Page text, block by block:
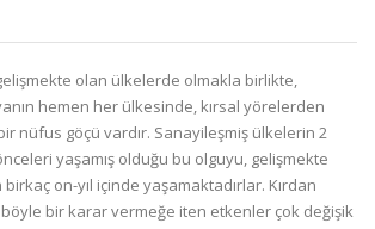
kırsal yöre ile sürdürülen bu ilişkilerin, kentleşme süreci ve kentlerde sunulan hizmetlerden yararlanmayı, önemli ölçüde ve kötü yönde etkilediği de bilinen bir başka gerçektir. Özet olarak kırdan kente göçlerin ve kentlerdeki gecekondu sorununun, başka bir anlatışla «Düzensiz Kentleşmenin» gelişmekte olan ülkelerin başlarda gelen demografi ve sağlık sorunları olduğu söylenebilir. Diğer yandan gecekondu bölgeleri, kentin diğer kesimleri gibi, kentin toplumsal bütünlüğünün ayrılmaz bir bölümünü oluşturmaktadırlar. Kentin toplumsal yapısı, bu yapı içinde yer almış olan gecekondu bölgeleriyle birlikte, öyle bir bütün oluşturmaktadır ki, bu bölgelerin sorunlarının gözardı edilmesi, kentin toplumsal dinamiğinin bozulmasına ve bir bütün olarak kent yaşamının da zarar görmesine yol açmaktadır. Bu yönden gecekondu bölgelerini, kamu hizmetlerinin yetersizliği ve alt yapı eksikliği yönlerinden ortaya çıkan sakıncalar ve eksikliklerden başka, değişik toplumsal, ekonomik ve kültürel sorunlarla da karşı karşıya bulunan ve bu sorunları kentin tümüne yayan bir «Kent Bölümü» olarak ele almak gerekir. Yazıda, bu sorunlardan biri olan beslenme konusu ele alınacaktır. SORUNUN BOYUTLARI Yetersiz ve dengesiz beslenmenin insan sağlığı üzerindeki olumsuz etkilerinin yaygınlığı konusunda, temsilci ve oldukça yeterli örneklemelere dayalı araştırmalar yapılmıştır. Bu konuda ülke düzeyinde geçerli, sorunun büyüklüğünü ve önemini ortaya koyan veriler elde edilmiştir. Ancak, kırsal ve kentsel bölgeler için, elde yeterli sayılabilecek veriler vardır diyebilirken, aynı şeyi gecekondu bölgeleri için söyleyememekteyiz. Yapılan bazı araştırmalardan elde edilen sonuçları, aşağıdaki gibi özetlemek olasıdır: 1. Karbonhidrat Kalori Tüketimi: Eldeki sınırlı verilere göre, gecekondu bölgelerinde karbonhidrat kalori tüketimi yönünden önemli bir sorun olmadığı ortaya çıkmaktadır. Yaş grupları, yapılan işin ağırlığı ve özellikle tüketici ünite üzerinden sonuç veren araştırmalar çok az olmakla birnkte, karbonhidrat kalori tüketimine ilişkin bir sorun olmadığı, en azından olsa bile, bu sorunun henüz yaşamsal önemi olmadığını söyleyebiliriz. 2. Ancak, aynı iyimser görüntüyü protein kalori tüketimi, özellikle hayvansal protein tüketimi konusunda görememekteyiz. Kişi ya da aile başına düşen aylık gelirin düşüklüğü ve hayvansal protein yönünden zengin besinlerin pahalı oluşuna bağlı olarak, önemli bir hayvansal protein açlığı sorunu ortaya çıkmaktadır. Ankara'nın Kuşcağız Gecekondu Bölgesi'nde 458 aileyi kapsayan bir araştırmanın sonuçlarına göre, ailelerin % 20.7'si evlerine hiç hayvansal protein alamadıklarını söylemişlerdir. Evine hiç et alamayan ailelerin oranı ise % 41.5'tir. Ailede ortalama kişi sayısı 5.4 olarak saptanan bu araştırmada, bir hafta süresince eve alınan ortalama et, aşağıda gösterildiği gibi bulunmuştur: HAFTADA ALINAN ET (Gr) AİLE SAYISI YÜZDE 100 - 200 gr. 68 25.37 500 gr. 40 14.96 1 000 gr. 88 32.80 1 000.gr. dan çok 68 25.37 Aynı araştırmada birey başına düşen besin elementleri saptanmış aşağıda gösterildiği gibi, beklenemiyecek kadar düşük bulunmuştur. Bu miktarlar beslenme bilimi açısından incelendiğinde, bu kişilerin beslenmelerinden değil, hangi bilinmeyen etkenler sonucu yaşamlarını sürdürebildiklerinden söz etmek gerekmektedir. YİYECEKLER MİKTAR (Cr)* PROTEİN (Cr)* Et 7 gr. 1.75gr. Balık 2.3 gr. 0.16 gr. Yoğurt 8.8 gr. 0.44 gr. Süt 9.0 gr. 0.36 gr. Yumurta 2.5 gr. 0.37 gr. Top. Hayvansal Protein 29.6 gr. 3.04 gr. Ekmek 693.0 gr. 53.06 gr. * Günde Ortalama / Kişi Başına / Gram. Yukarıdaki verilerden de anlaşılacağı gibi günde/kişi başına ortalama hayvansal protein miktarı, pek çok düşük düzeydedir. Burada akla, gecekondu bölgelerinde yaşayan bu toplumun, kırsal alandan göçmeden önce, değişik besinleri günlük tüketim miktarlarının ne olduğu sorusu gelmektedir. Çünkü, uzun süreli yetersiz beslenmeye karşı kişi vücudunun belli bir direnç kazandığı konusunda, bazı yayınlar olmasına karşın, oldukca iyi sayılabilecek bir beslenme düzeyinden, daha düşük düzeyde bir beslenme düzeyine geçişin, kişi sağlığını daha da önemli oranda ve kötü yönde etkilediği konusunda da, bazı bulgular olduğu bilinmektedir. KIRSAL ALANDA KENT KENTE GÖÇÜŞTE BESLENMEDE ORTAYA ÇıKAN DEĞİŞİKLİKLER Etimesgut Eğitim ve Araştırma Bölgesi'ndeki rastgele seçilmiş 17 köy ile, Ankara Kenti'nin Bağcılar gecekondu bölgesinde yapılan karşılaştırmalı bir araştırmada, ailelerin mevsimlere göre tükettikleri besin maddeleri karşılaştırılmıştır. Aynı araştırmada, gecekondu bölgelerinde yaşayan ailelerin, kırsal alanda yaşadıkları sürelerdeki besin tüketimleri ile kente göçtükten sonraki tüketimleri de karşılaştırılmıştır. Elde bazı ilginç veriler aşağıda sunulmuştur. DEĞİŞİK BESİN MADDELERİNİN GÜNDE AİLE BAŞINA TÜKETİLEN MİKTARLARI GECEKONDU BÖLGESİ GECEKONDU ANKARA'YA GELMEDEN BÖLGESİ, ANKARA'YA KÖYLER ÖNCE GELDİKTEN SONRA Süt ve 66.7 gr 79.5 gr 30.8 gr. Türevleri Yumurta 40.4 gr 58.7 gr 24.1 gr. Kuru 4.6 gr 6.8 gr 4.2 gr. Baklagiller Patates 15.4 gr. 20.8 gr. 13.8 gr. Şeker 97.5 gr. 88.7 gr. 95.3 gr. Pekmez 13.4 gr. 41.8 gr. 1.1 gr. Hayvansal 67.7 gr. 70.5 gr. 13.6 .gr. Yağ Yukarıdaki veriler, belli yörelerden Ankara'ya göçen ve gecekondu bölgelerinde yaşayan ailelerin, geldikleri yerlerdeki beslenme ve besin tüketme düzeylerinin, gecekondu bölgelerinde yaşadıkları sürelerdeki tüketimlerine göre, önemli oranda daha iyi ve fazla olduğu gerçeğini ortaya koymaktadır. Başka bir anlatışla, gecekondulaşma, beslenme ve besin tüketimi konusunda, önemli bir kötüye gidiş demektir, kötüye gidişle eş anlamlıdır. BAZI DEMOGRAFİK VERİLER Bazı demografik verilerin, neden-sonuç bağıntısı olmamakla birlikte, yetersiz ve dengesiz beslenme konusunda önemli ip uçları verdiklerini bilmekteyiz. Ankara'nın değişik gecekondu bölgelerinden elde edilen bu veriler aşağıda sunulmuştur. Annelerin ve babaların mesleklerine göre dağılımı incelendiğinde, babaların % 23.5'inin işçi, % 35.0'ının memur, % 34.0'ının serbest meslek sahibi olduğu, annelerin ise % 93.5'inin ev hanımı, % 5.2'sinin ise memur olduğu görülmektedir. Babaların büyük bir yüzdesinin (% 84.3) ilk, orta ve liseyi bitirmiş olduğu, bunlar arasında da % 53.1 oranı ile ilkokulu bitirenlerin ilk sırayı aldığı, annelerde okuma-yazma bilmeyenlerin önemli (% 21) bir yüzdeye ulaştığı ortaya konmuştur. Bunun yanında annelerin % 54.5'inin ilkokulu bitirmiş olmaları beslenme eğitimi için olumlu bir belirti sayılmalıdır. Bebek ve çocuklarda (1 046 ailede, 1 046, 0-72 aylık bebek ve çocukta) beslenme bozuklukları belirtileri olarak, ağırlık, boy ve kol çevresi ölçülerek değerlendirilmiştir. Besin maddelerinin tüketimindeki önemli eksikliklere karşın, bu antropometrik değerlendirmeler, bebek ve çocuklarda önemli beslenme geriliği olmadığı sonucunu ortaya koymuştur Bu beklenmeyen, ancak umut verici olan bulguyu, ailelerin, her türlü yokluklara karşın, bebek ve çocuklarının beslenmelerine özen gösterdikleri bi